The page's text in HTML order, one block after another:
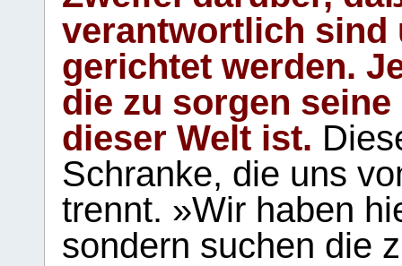
verantwortlich sind
gerichtet werden.
die zu sorgen
dieser Welt ist.
Schranke, die uns
trennt. »Wir haben
sondern suchen die